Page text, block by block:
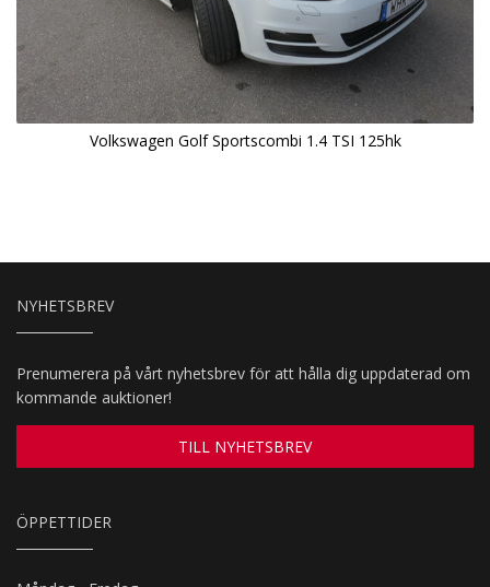
Volkswagen Golf Sportscombi 1.4 TSI 125hk
NYHETSBREV
Prenumerera på vårt nyhetsbrev för att hålla dig uppdaterad om
kommande auktioner!
TILL NYHETSBREV
ÖPPETTIDER